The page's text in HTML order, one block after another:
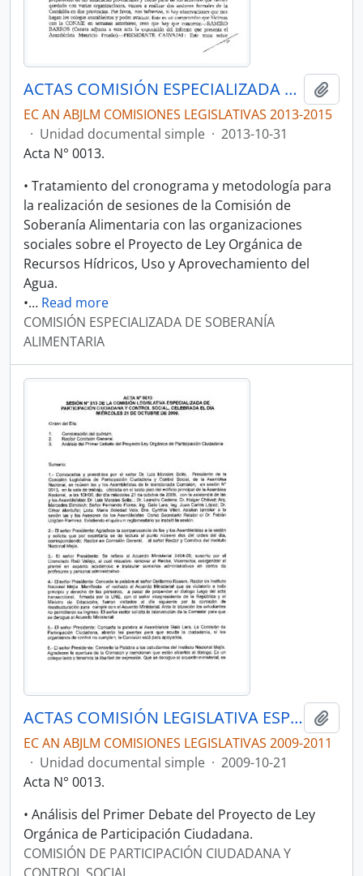
ACTAS COMISIÓN ESPECIALIZADA DE SOBERANÍA ALIMENTARIA, DESARROLLO DEL SECTOR AGROPECUARIO Y PESQUERO.
EC AN ABJLM COMISIONES LEGISLATIVAS 2013-2015
· Unidad documental simple · 2013-10-31
Acta N° 0013.
• Tratamiento del cronograma y metodología para
la realización de sesiones de la Comisión de
Soberanía Alimentaria con las organizaciones
sociales sobre el Proyecto de Ley Orgánica de
Recursos Hídricos, Uso y Aprovechamiento del
Agua.
•… Read more
COMISIÓN ESPECIALIZADA DE SOBERANÍA
ALIMENTARIA
ACTAS COMISIÓN LEGISLATIVA ESPECIALIZADA DE PARTICIPACIÓN CIUDADANA Y CONTROL SOCIAL.
EC AN ABJLM COMISIONES LEGISLATIVAS 2009-2011
· Unidad documental simple · 2009-10-21
Acta N° 0013.
• Análisis del Primer Debate del Proyecto de Ley
Orgánica de Participación Ciudadana.
COMISIÓN DE PARTICIPACIÓN CIUDADANA Y